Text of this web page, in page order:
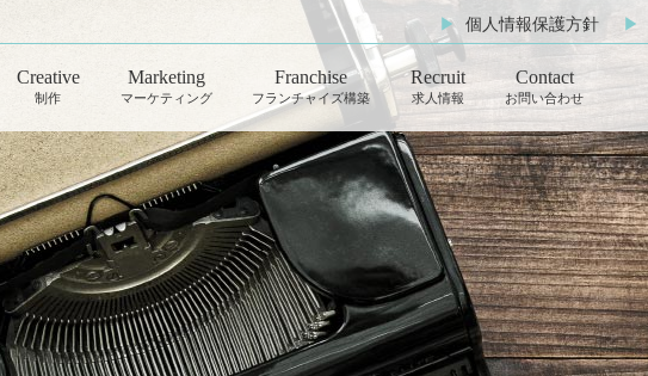
▶︎ 個人情報保護方針 ▶︎
Creative
制作
Photo
写真
Movie
動画
Streaming
動画配信
Marketing
マーケティング
Advertisement
広告運用
OwnedInfluencer
SNSアカウント運用
Influencer
インフルエンサーPR
Franchise
フランチャイズ構築
Recruit
求人情報
Contact
お問い合わせ